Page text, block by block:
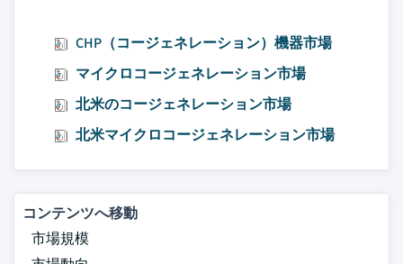
CHP（コージェネレーション）機器市場
マイクロコージェネレーション市場
北米のコージェネレーション市場
北米マイクロコージェネレーション市場
コンテンツへ移動
市場規模